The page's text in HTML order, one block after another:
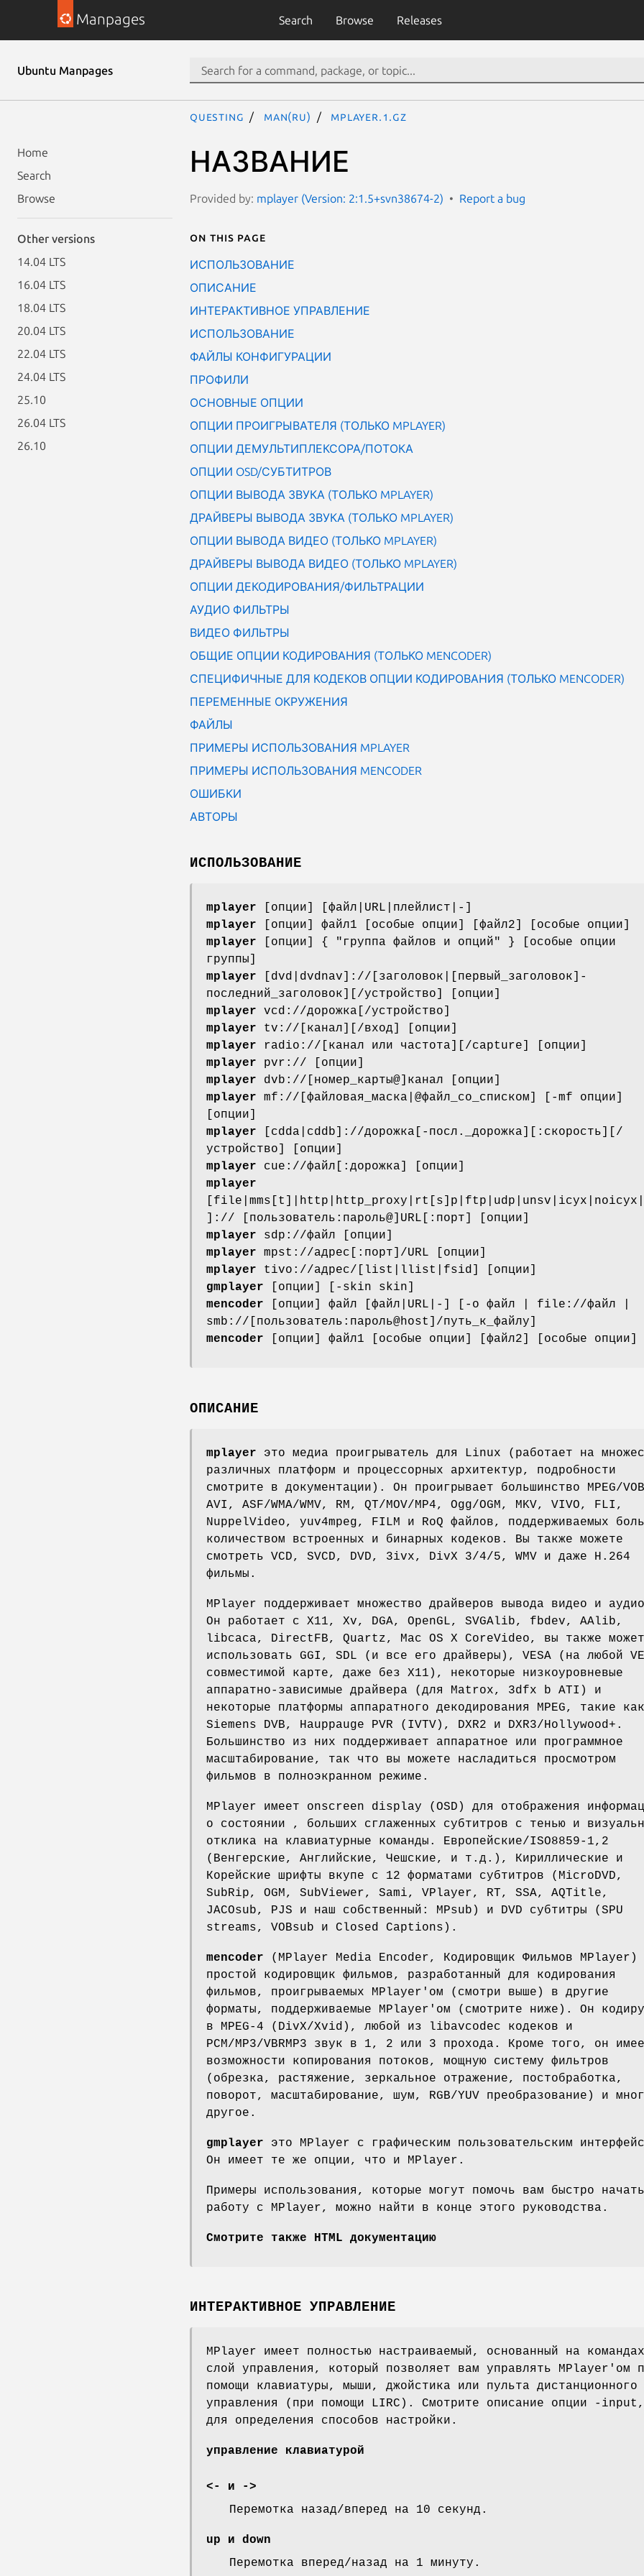
Manpages Search Browse Releases
Ubuntu Manpages
Home
Search
Browse
Other versions
14.04 LTS
16.04 LTS
18.04 LTS
20.04 LTS
22.04 LTS
24.04 LTS
25.10
26.04 LTS
26.10
questing man(ru) mplayer.1.gz
НАЗВАНИЕ
Provided by: mplayer (Version: 2:1.5+svn38674-2) Report a bug
On this page
ИСПОЛЬЗОВАНИЕ
ОПИСАНИЕ
ИНТЕРАКТИВНОЕ УПРАВЛЕНИЕ
ИСПОЛЬЗОВАНИЕ
ФАЙЛЫ КОНФИГУРАЦИИ
ПРОФИЛИ
ОСНОВНЫЕ ОПЦИИ
ОПЦИИ ПРОИГРЫВАТЕЛЯ (ТОЛЬКО MPLAYER)
ОПЦИИ ДЕМУЛЬТИПЛЕКСОРА/ПОТОКА
ОПЦИИ OSD/СУБТИТРОВ
ОПЦИИ ВЫВОДА ЗВУКА (ТОЛЬКО MPLAYER)
ДРАЙВЕРЫ ВЫВОДА ЗВУКА (ТОЛЬКО MPLAYER)
ОПЦИИ ВЫВОДА ВИДЕО (ТОЛЬКО MPLAYER)
ДРАЙВЕРЫ ВЫВОДА ВИДЕО (ТОЛЬКО MPLAYER)
ОПЦИИ ДЕКОДИРОВАНИЯ/ФИЛЬТРАЦИИ
АУДИО ФИЛЬТРЫ
ВИДЕО ФИЛЬТРЫ
ОБЩИЕ ОПЦИИ КОДИРОВАНИЯ (ТОЛЬКО MENCODER)
СПЕЦИФИЧНЫЕ ДЛЯ КОДЕКОВ ОПЦИИ КОДИРОВАНИЯ (ТОЛЬКО MENCODER)
ПЕРЕМЕННЫЕ ОКРУЖЕНИЯ
ФАЙЛЫ
ПРИМЕРЫ ИСПОЛЬЗОВАНИЯ MPLAYER
ПРИМЕРЫ ИСПОЛЬЗОВАНИЯ MENCODER
ОШИБКИ
АВТОРЫ
ИСПОЛЬЗОВАНИЕ
mplayer [опции] [файл|URL|плейлист|-]
mplayer [опции] файл1 [особые опции] [файл2] [особые опции]
mplayer [опции] { "группа файлов и опций" } [особые опции
группы]
mplayer [dvd|dvdnav]://[заголовок|[первый_заголовок]-
последний_заголовок][/устройство] [опции]
mplayer vcd://дорожка[/устройство]
mplayer tv://[канал][/вход] [опции]
mplayer radio://[канал или частота][/capture] [опции]
mplayer pvr:// [опции]
mplayer dvb://[номер_карты@]канал [опции]
mplayer mf://[файловая_маска|@файл_со_списком] [-mf опции]
[опции]
mplayer [cdda|cddb]://дорожка[-посл._дорожка][:скорость][/
устройство] [опции]
mplayer cue://файл[:дорожка] [опции]
mplayer
]:// [пользователь:пароль@]URL[:порт] [опции]
mplayer sdp://файл [опции]
mplayer mpst://адрес[:порт]/URL [опции]
mplayer tivo://адрес/[list|llist|fsid] [опции]
gmplayer [опции] [-skin skin]
mencoder [опции] файл [файл|URL|-] [-o файл | file://файл |
smb://[пользователь:пароль@host]/путь_к_файлу]
mencoder [опции] файл1 [особые опции] [файл2] [особые опции]
ОПИСАНИЕ
mplayer это медиа проигрыватель для Linux (работает на
различных платформ и процессорных архитектур, подробности
смотрите в документации). Он проигрывает большинство MPEG/
AVI, ASF/WMA/WMV, RM, QT/MOV/MP4, Ogg/OGM, MKV, VIVO, FLI,
NuppelVideo, yuv4mpeg, FILM и RoQ файлов, поддерживаемых
количеством встроенных и бинарных кодеков. Вы также можете
смотреть VCD, SVCD, DVD, 3ivx, DivX 3/4/5, WMV и даже H.264
фильмы.
MPlayer поддерживает множество драйверов вывода видео и
Он работает с X11, Xv, DGA, OpenGL, SVGAlib, fbdev, AAlib,
libcaca, DirectFB, Quartz, Mac OS X CoreVideo, вы также
использовать GGI, SDL (и все его драйверы), VESA (на любой
совместимой карте, даже без X11), некоторые низкоуровневые
аппаратно-зависимые драйвера (для Matrox, 3dfx b ATI) и
некоторые платформы аппаратного декодирования MPEG, такие как
Siemens DVB, Hauppauge PVR (IVTV), DXR2 и DXR3/Hollywood+.
Большинство из них поддерживает аппаратное или программное
масштабирование, так что вы можете насладиться просмотром
фильмов в полноэкранном режиме.
MPlayer имеет onscreen display (OSD) для отображения
о состоянии , больших сглаженных субтитров с тенью и
отклика на клавиатурные команды. Европейские/ISO8859-1,2
(Венгерские, Английские, Чешские, и т.д.), Кириллические и
Корейские шрифты вкупе с 12 форматами субтитров (MicroDVD,
SubRip, OGM, SubViewer, Sami, VPlayer, RT, SSA, AQTitle,
JACOsub, PJS и наш собственный: MPsub) и DVD субтитры (SPU
streams, VOBsub и Closed Captions).
mencoder (MPlayer Media Encoder, Кодировщик Фильмов MPlayer)
простой кодировщик фильмов, разработанный для кодирования
фильмов, проигрываемых MPlayer'ом (смотри выше) в другие
форматы, поддерживаемые MPlayer'ом (смотрите ниже). Он
в MPEG-4 (DivX/Xvid), любой из libavcodec кодеков и
PCM/MP3/VBRMP3 звук в 1, 2 или 3 прохода. Кроме того, он
возможности копирования потоков, мощную систему фильтров
(обрезка, растяжение, зеркальное отражение, постобработка,
поворот, масштабирование, шум, RGB/YUV преобразование) и
другое.
gmplayer это MPlayer с графическим пользовательским
Он имеет те же опции, что и MPlayer.
Примеры использования, которые могут помочь вам быстро начать
работу с MPlayer, можно найти в конце этого руководства.
Смотрите также HTML документацию
ИНТЕРАКТИВНОЕ УПРАВЛЕНИЕ
MPlayer имеет полностью настраиваемый, основанный на
слой управления, который позволяет вам управлять MPlayer'ом
помощи клавиатуры, мыши, джойстика или пульта дистанционного
управления (при помощи LIRC). Смотрите описание опции -input,
для определения способов настройки.
управление клавиатурой
<- и ->
Перемотка назад/вперед на 10 секунд.
up и down
Перемотка вперед/назад на 1 минуту.